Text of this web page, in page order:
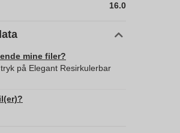
16.0
mine filer?
på Elegant Resirkulerbar